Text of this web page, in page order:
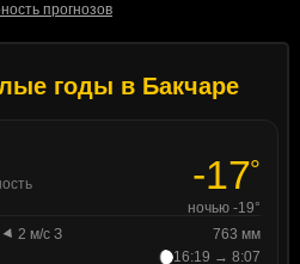
прогнозов
годы в Бакчаре
-17°
ночью -19°
2 м/с З
763 мм
16:19 → 8:07